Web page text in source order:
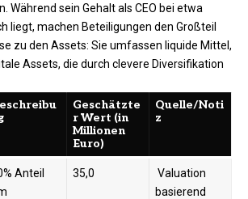
Während sein Gehalt als CEO bei etwa
liegt, machen Beteiligungen den Großteil
zu den Assets: Sie umfassen liquide Mittel,
Assets, die durch clevere Diversifikation
Geschätzte
r Wert (in
Millionen
Euro)
Quelle/Noti
z
Anteil
35,0
​ Valuation
basierend